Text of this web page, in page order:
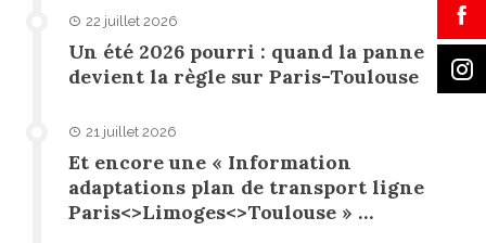
22 juillet 2026
Un été 2026 pourri : quand la panne
devient la règle sur Paris-Toulouse
21 juillet 2026
Et encore une « Information
adaptations plan de transport ligne
Paris<>Limoges<>Toulouse » …